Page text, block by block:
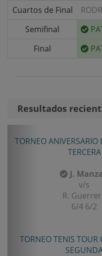
Cuartos de Final
Semifinal
Final
Resultados
TORNEO
TERCERA
J.
v/s
R.
6/4 6/2
TORNEO TENIS